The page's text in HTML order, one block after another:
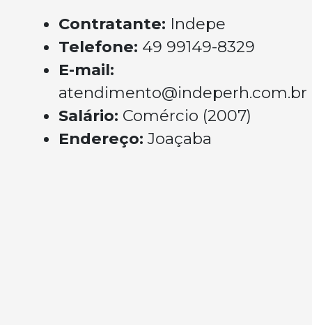
Contratante: Indepe
Telefone: 49 99149-8329
E-mail:
atendimento@indeperh.com.br
Salário: Comércio (2007)
Endereço: Joaçaba